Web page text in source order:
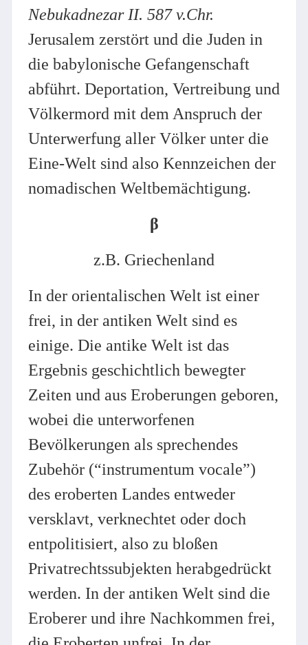
Nebukadnezar II. 587 v.Chr.
Jerusalem zerstört und die Juden in
die babylonische Gefangenschaft
abführt. Deportation, Vertreibung und
Völkermord mit dem Anspruch der
Unterwerfung aller Völker unter die
Eine-Welt sind also Kennzeichen der
nomadischen Weltbemächtigung.
β
z.B. Griechenland
In der orientalischen Welt ist einer
frei, in der antiken Welt sind es
einige. Die antike Welt ist das
Ergebnis geschichtlich bewegter
Zeiten und aus Eroberungen geboren,
wobei die unterworfenen
Bevölkerungen als sprechendes
Zubehör (“instrumentum vocale”)
des eroberten Landes entweder
versklavt, verknechtet oder doch
entpolitisiert, also zu bloßen
Privatrechtssubjekten herabgedrückt
werden. In der antiken Welt sind die
Eroberer und ihre Nachkommen frei,